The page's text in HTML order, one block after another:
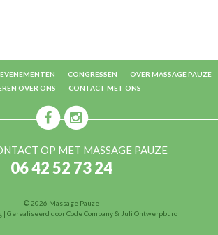
EVENEMENTEN CONGRESSEN
OVER MASSAGE PAUZE
OVER ONS
CONTACT MET ONS
OP MET MASSAGE PAUZE
06 42 52 73 24
© 2026 Massage Pauze
| Gerealiseerd doorCode Company& Juli Ontwerpburo